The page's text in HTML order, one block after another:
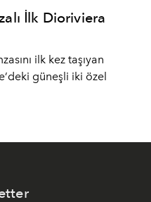
İlk Dioriviera
ilk kez taşıyan
güneşli iki özel